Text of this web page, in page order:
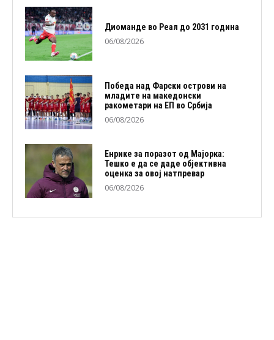
Диоманде во Реал до 2031 година
06/08/2026
Победа над Фарски острови на
младите на македонски
ракометари на ЕП во Србија
06/08/2026
Енрике за поразот од Мајорка:
Тешко е да се даде објективна
оценка за овој натпревар
06/08/2026